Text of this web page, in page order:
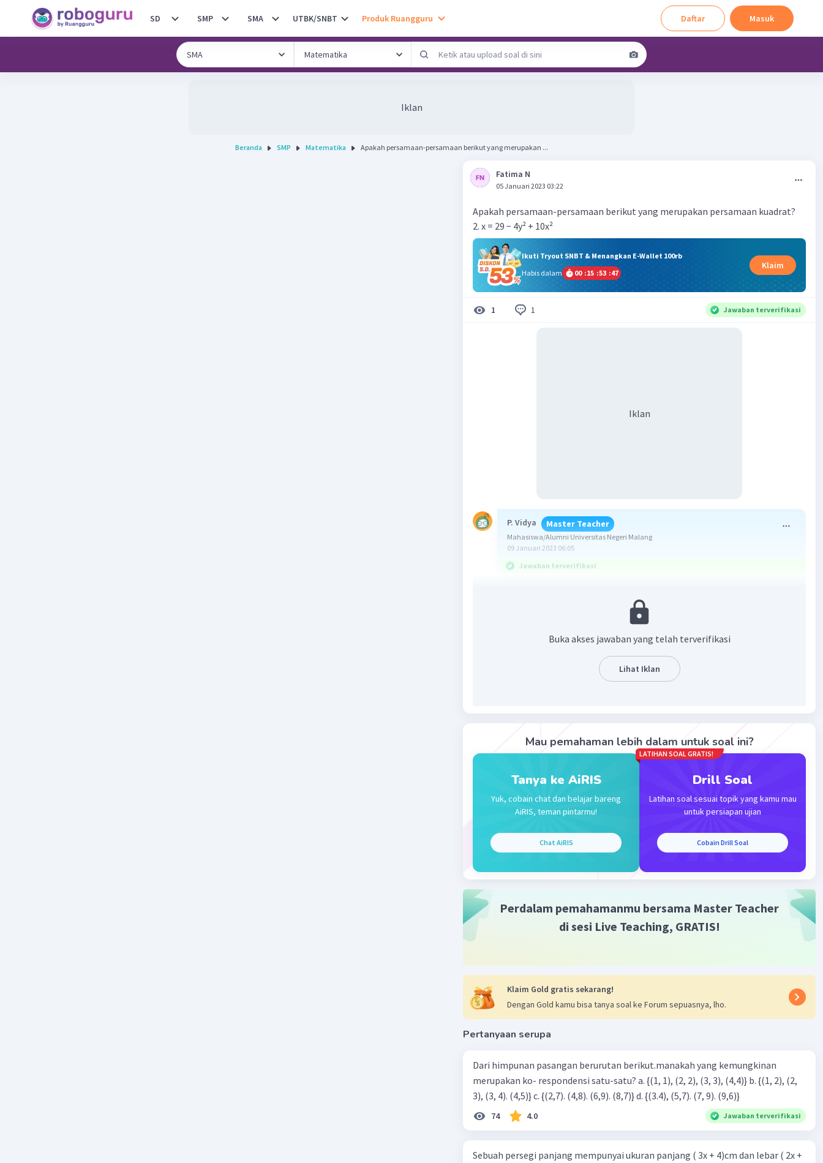
SD SMP SMA UTBK/SNBT Produk Ruangguru Daftar Masuk
Iklan
Beranda SMP Matematika Apakah persamaan-persamaan berikut yang merupakan ...
Fatima N
05 Januari 2023 03:22
Apakah persamaan-persamaan berikut yang merupakan persamaan kuadrat?
2. x = 29 − 4y² + 10x²
Ikuti Tryout SNBT & Menangkan E-Wallet 100rb
Habis dalam
00 :15 :53 :47
Klaim
1 1 Jawaban terverifikasi
Iklan
P. Vidya Master Teacher
Mahasiswa/Alumni Universitas Negeri Malang
09 Januari 2023 06:05
Jawaban terverifikasi
Jawab: ya, persamaan kuadrat.
Persamaan kuadrat adalah persamaan polinomial atau suku banyak
yang berderataj dua (pangkat tertingginya adalah 2).
variabel, yaitu x dan y. Sehingga disebut dengan persamaan kuadrat
dua variabel.
Jadi, jawaban yang benar adalah ya, persamaan kuadrat.
Beri Rating·0.0(0) Balas
Buka akses jawaban yang telah terverifikasi
Lihat Iklan
Mau pemahaman lebih dalam untuk soal ini?
Tanya ke AiRIS
Yuk, cobain chat dan belajar bareng
AiRIS, teman pintarmu!
Chat AiRIS
LATIHAN SOAL GRATIS!
Drill Soal
Latihan soal sesuai topik yang kamu mau
untuk persiapan ujian
Cobain Drill Soal
Perdalam pemahamanmu bersama Master Teacher
di sesi Live Teaching, GRATIS!
Klaim Gold gratis sekarang!
Dengan Gold kamu bisa tanya soal ke Forum sepuasnya, lho.
Pertanyaan serupa
Dari himpunan pasangan berurutan berikut.manakah yang kemungkinan
merupakan ko- respondensi satu-satu? a. {(1, 1), (2, 2), (3, 3), (4,4)} b. {(1, 2), (2,
3), (3, 4). (4,5)} c. {(2,7). (4,8). (6,9). (8,7)} d. {(3.4), (5,7). (7, 9). (9,6)}
74 4.0 Jawaban terverifikasi
Sebuah persegi panjang mempunyai ukuran panjang ( 3x + 4)cm dan lebar ( 2x +